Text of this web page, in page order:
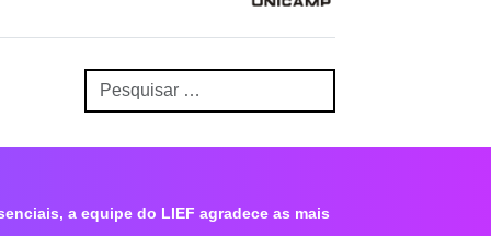
a equipe do LIEF agradece as mais